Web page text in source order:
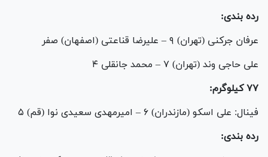
رده بندی:
عرفان جرکنی (تهران) ۹ – علیرضا قناعتی (اصفهان) صفر
علی حاجی وند (تهران) ۷ – محمد جانقلی ۴
۷۷ کیلوگرم:
فینال: علی اسکو (مازندران) ۶ – امیرمهدی سعیدی نوا (قم) ۵
رده بندی: